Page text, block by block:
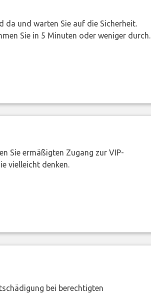
da und warten Sie auf die Sicherheit.
Sie in 5 Minuten oder weniger durch.
Sie ermäßigten Zugang zur VIP-
vielleicht denken.
bei berechtigten